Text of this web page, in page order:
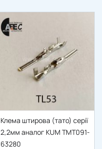
Клема штирова (тато) серії
2,2мм аналог KUM TMT091-
63280